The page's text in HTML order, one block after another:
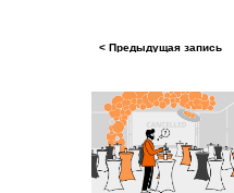
< Предыдущая запись